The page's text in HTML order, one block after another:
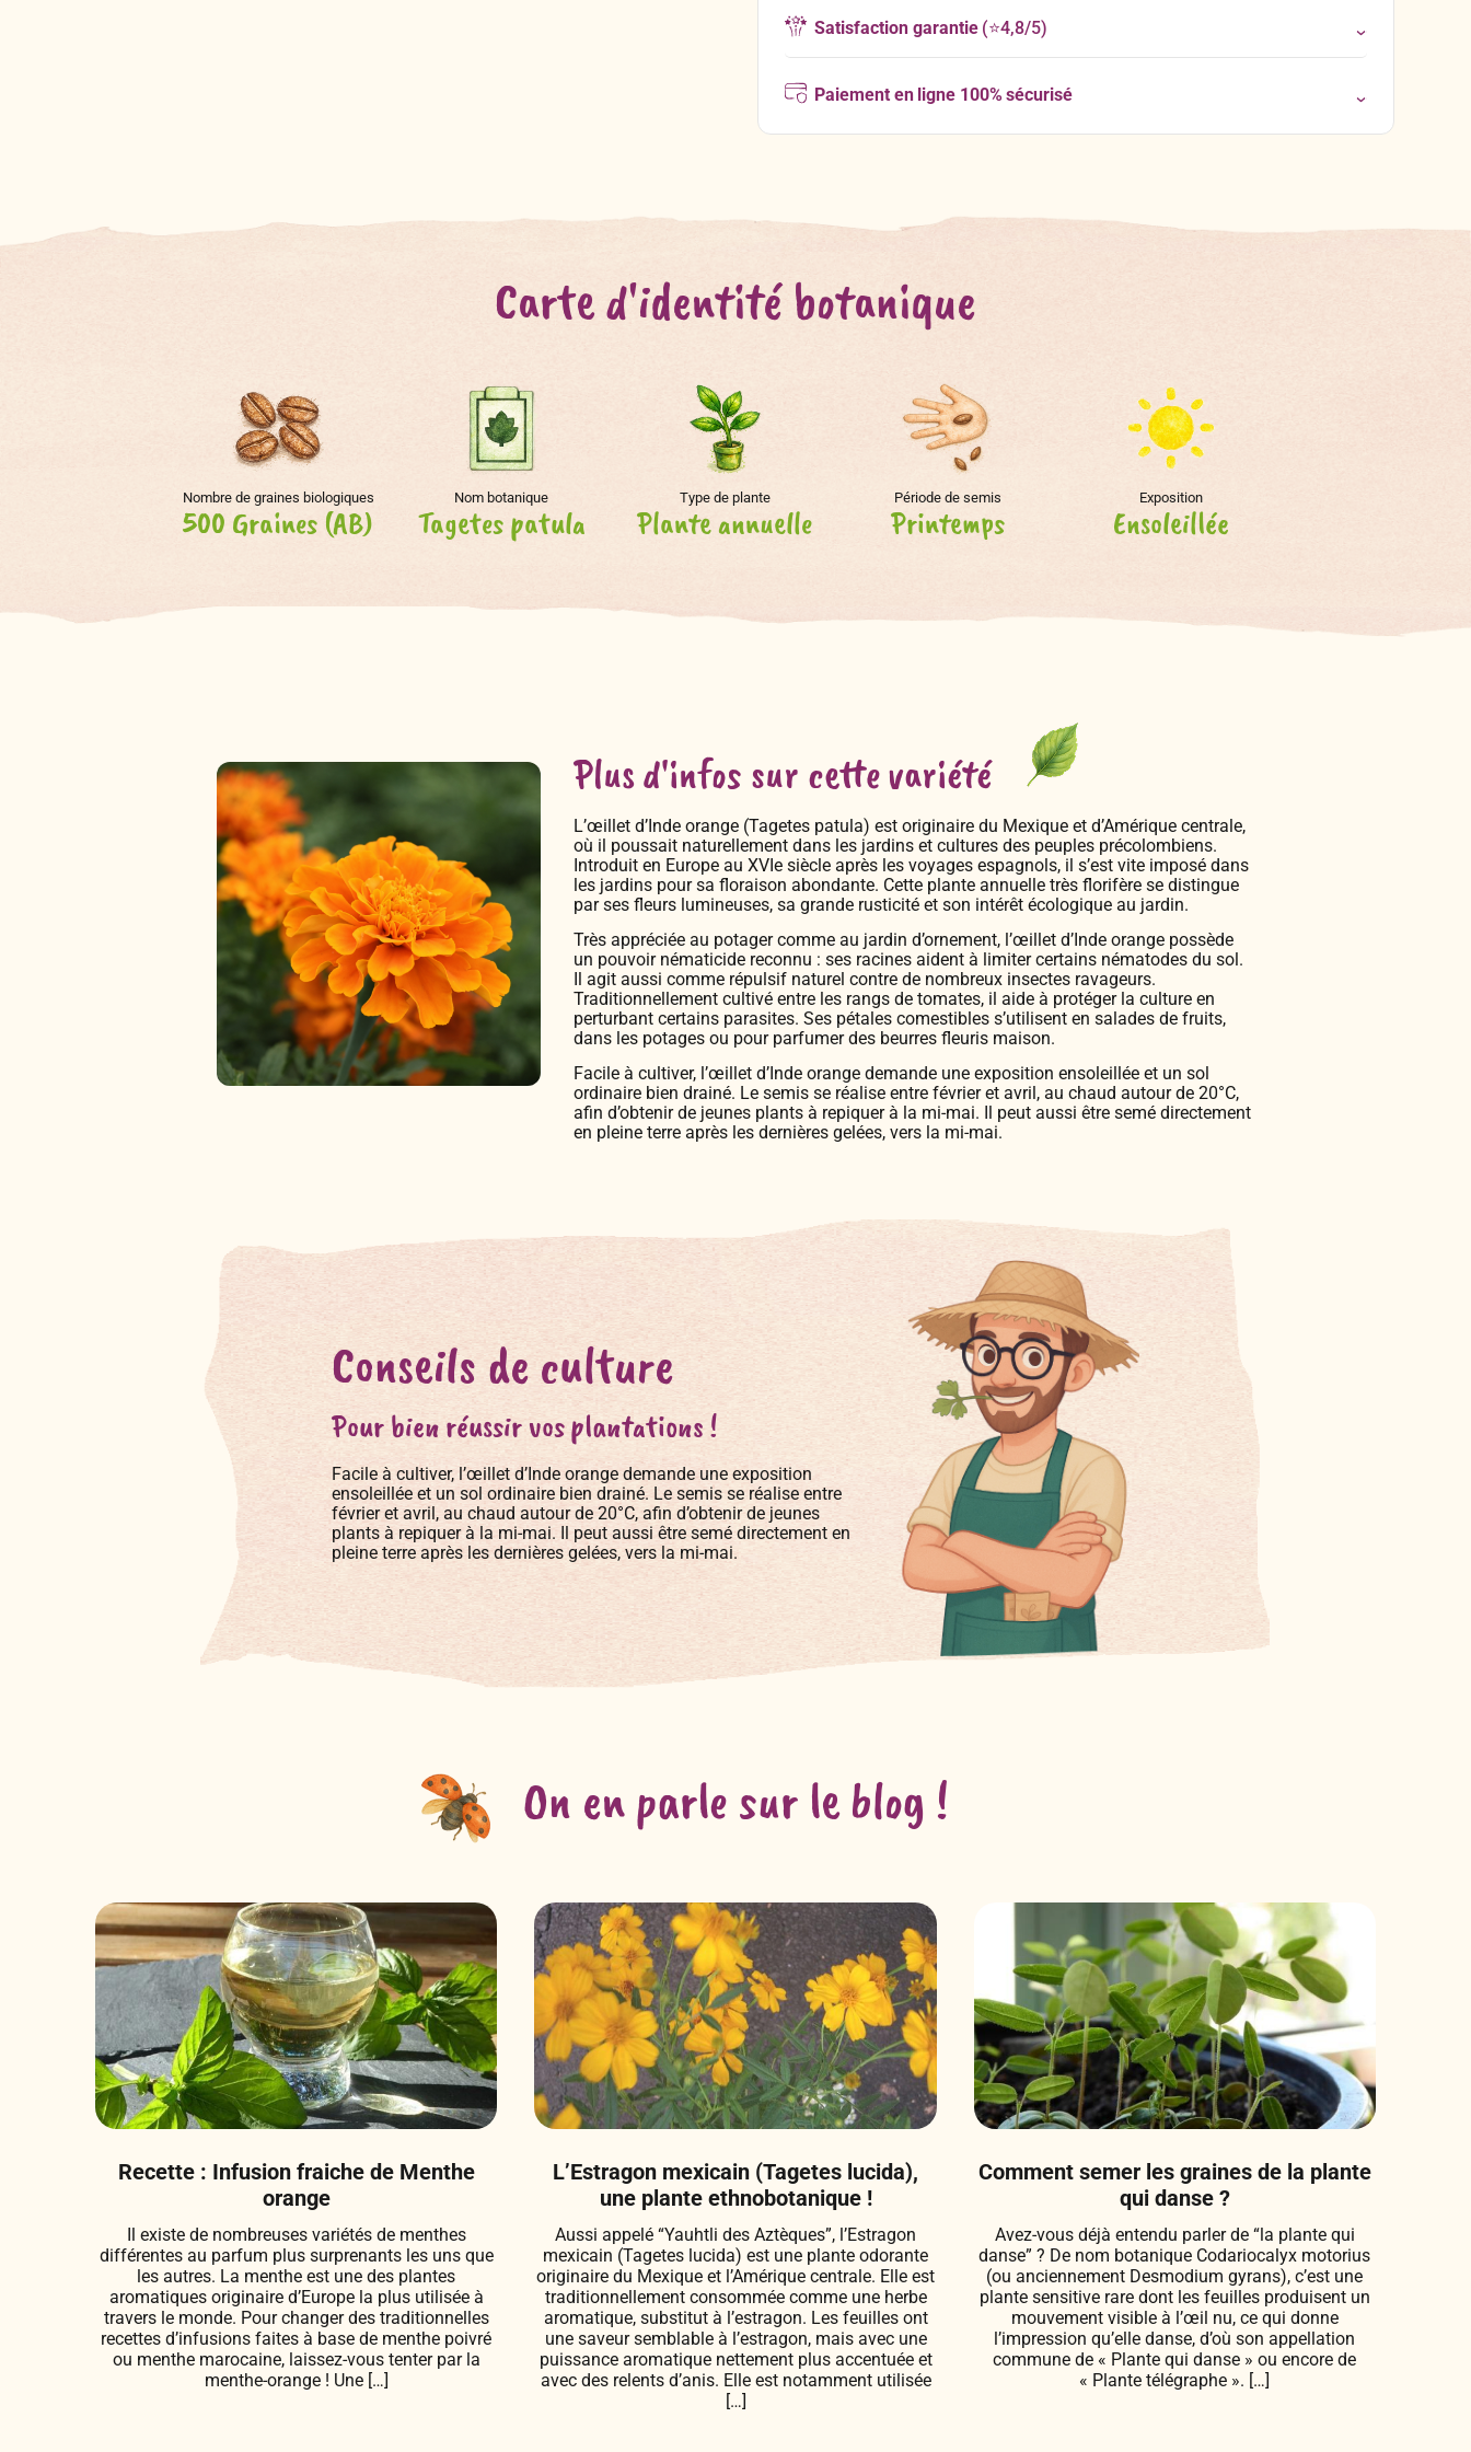
Satisfaction garantie(⭐4,8/5)
Paiement en ligne 100% sécurisé
Carte d'identité botanique
Nombre de graines biologiques
500 Graines (AB)
Nom botanique
Tagetes patula
Type de plante
Plante annuelle
Période de semis
Printemps
Exposition
Ensoleillée
Plus d'infos sur cette variété
L’œillet d’Inde orange (Tagetes patula) est originaire du Mexique et d’Amérique centrale,
où il poussait naturellement dans les jardins et cultures des peuples précolombiens.
Introduit en Europe au XVIe siècle après les voyages espagnols, il s’est vite imposé dans
les jardins pour sa floraison abondante. Cette plante annuelle très florifère se distingue
par ses fleurs lumineuses, sa grande rusticité et son intérêt écologique au jardin.
Très appréciée au potager comme au jardin d’ornement, l’œillet d’Inde orange possède
un pouvoir nématicide reconnu : ses racines aident à limiter certains nématodes du sol.
Il agit aussi comme répulsif naturel contre de nombreux insectes ravageurs.
Traditionnellement cultivé entre les rangs de tomates, il aide à protéger la culture en
perturbant certains parasites. Ses pétales comestibles s’utilisent en salades de fruits,
dans les potages ou pour parfumer des beurres fleuris maison.
Facile à cultiver, l’œillet d’Inde orange demande une exposition ensoleillée et un sol
ordinaire bien drainé. Le semis se réalise entre février et avril, au chaud autour de 20°C,
afin d’obtenir de jeunes plants à repiquer à la mi-mai. Il peut aussi être semé directement
en pleine terre après les dernières gelées, vers la mi-mai.
Conseils de culture
Pour bien réussir vos plantations !
Facile à cultiver, l’œillet d’Inde orange demande une exposition
ensoleillée et un sol ordinaire bien drainé. Le semis se réalise entre
février et avril, au chaud autour de 20°C, afin d’obtenir de jeunes
plants à repiquer à la mi-mai. Il peut aussi être semé directement en
pleine terre après les dernières gelées, vers la mi-mai.
On en parle sur le blog !
Recette : Infusion fraiche de Menthe
orange
Il existe de nombreuses variétés de menthes
différentes au parfum plus surprenants les uns que
les autres. La menthe est une des plantes
aromatiques originaire d’Europe la plus utilisée à
travers le monde. Pour changer des traditionnelles
recettes d’infusions faites à base de menthe poivré
ou menthe marocaine, laissez-vous tenter par la
menthe-orange ! Une […]
L’Estragon mexicain (Tagetes lucida),
une plante ethnobotanique !
Aussi appelé “Yauhtli des Aztèques”, l’Estragon
mexicain (Tagetes lucida) est une plante odorante
originaire du Mexique et l’Amérique centrale. Elle est
traditionnellement consommée comme une herbe
aromatique, substitut à l’estragon. Les feuilles ont
une saveur semblable à l’estragon, mais avec une
puissance aromatique nettement plus accentuée et
avec des relents d’anis. Elle est notamment utilisée
[…]
Comment semer les graines de la plante
qui danse ?
Avez-vous déjà entendu parler de “la plante qui
danse” ? De nom botanique Codariocalyx motorius
(ou anciennement Desmodium gyrans), c’est une
plante sensitive rare dont les feuilles produisent un
mouvement visible à l’œil nu, ce qui donne
l’impression qu’elle danse, d’où son appellation
commune de « Plante qui danse » ou encore de
« Plante télégraphe ». […]